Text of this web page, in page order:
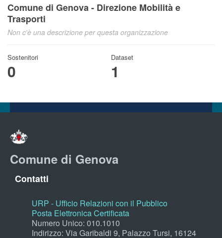
Comune di Genova - Direzione Mobilità e
Trasporti
Non c'è una descrizione per questa organizzazione
Sostenitori
0
Dataset
1
Comune di Genova
Contatti
URP - Ufficio Relazioni con il Pubblico
Posta Elettronica Certificata
Numero Unico: 010.1010
Indirizzo: Via Garibaldi 9, Palazzo Tursi, 16124